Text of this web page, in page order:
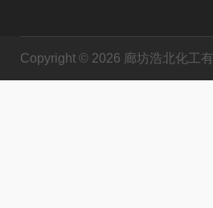
Copyright © 2026 廊坊浩北化工